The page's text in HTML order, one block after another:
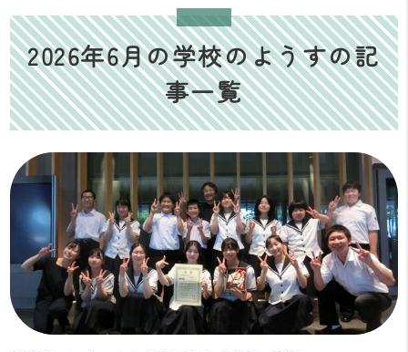
2026年6月の学校のようすの記
事一覧